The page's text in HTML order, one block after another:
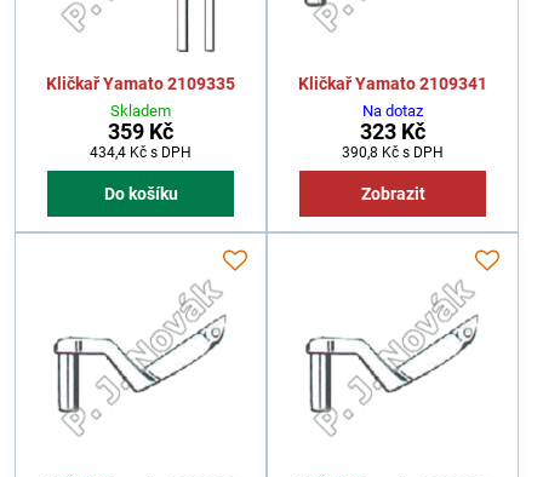
Kličkař Yamato 2109335
Skladem
359 Kč
434,4 Kč s DPH
Do košíku
Kličkař Yamato 2109341
Na dotaz
323 Kč
390,8 Kč s DPH
Zobrazit